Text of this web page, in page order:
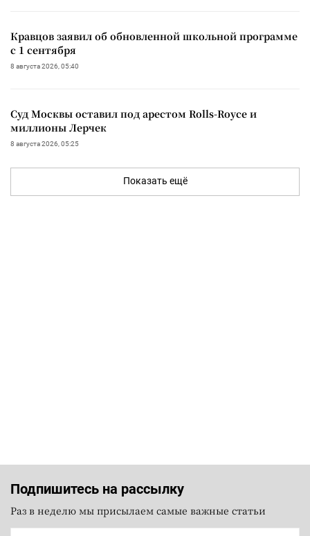
Кравцов заявил об обновленной школьной программе
с 1 сентября
8 августа 2026, 05:40
Суд Москвы оставил под арестом Rolls-Royce и
миллионы Лерчек
8 августа 2026, 05:25
Показать ещё
Подпишитесь на рассылку
Раз в неделю мы присылаем самые важные статьи